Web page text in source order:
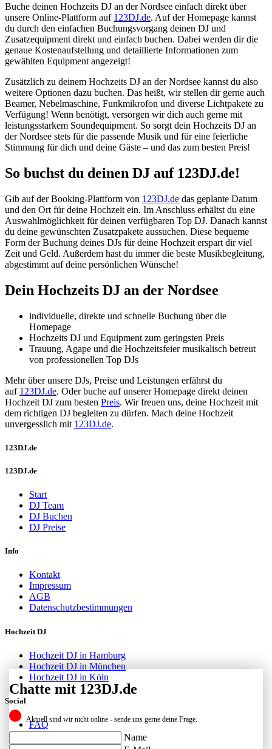
Buche deinen Hochzeits DJ an der Nordsee einfach direkt über
unsere Online-Plattform auf 123DJ.de. Auf der Homepage kannst
du durch den einfachen Buchungsvorgang deinen DJ und
Zusatzequipment direkt und einfach buchen. Dabei werden dir die
genaue Kostenaufstellung und detaillierte Informationen zum
gewählten Equipment angezeigt!
Zusätzlich zu deinem Hochzeits DJ an der Nordsee kannst du also
weitere Optionen dazu buchen. Das heißt, wir stellen dir gerne auch
Beamer, Nebelmaschine, Funkmikrofon und diverse Lichtpakete zu
Verfügung! Wenn benötigt, versorgen wir dich auch gerne mit
leistungsstarkem Soundequipment. So sorgt dein Hochzeits DJ an
der Nordsee stets für die passende Musik und für eine feierliche
Stimmung für dich und deine Gäste – und das zum besten Preis!
So buchst du deinen DJ auf 123DJ.de!
Gib auf der Booking-Plattform von 123DJ.de das geplante Datum
und den Ort für deine Hochzeit ein. Im Anschluss erhältst du eine
Auswahlmöglichkeit für deinen verfügbaren Top DJ. Danach kannst
du deine gewünschten Zusatzpakete aussuchen. Diese bequeme
Form der Buchung deines DJs für deine Hochzeit erspart dir viel
Zeit und Geld. Außerdem hast du immer die beste Musikbegleitung,
abgestimmt auf deine persönlichen Wünsche!
Dein Hochzeits DJ an der Nordsee
individuelle, direkte und schnelle Buchung über die
Homepage
Hochzeits DJ und Equipment zum geringsten Preis
Trauung, Agape und die Hochzeitsfeier musikalisch betreut
von professionellen Top DJs
Mehr über unsere DJs, Preise und Leistungen erfährst du
auf 123DJ.de. Oder buche auf unserer Homepage direkt deinen
Hochzeit DJ zum besten Preis. Wir freuen uns, deine Hochzeit mit
dem richtigen DJ begleiten zu dürfen. Mach deine Hochzeit
unvergesslich mit 123DJ.de.
123DJ.de
123DJ.de
Start
DJ Team
DJ Buchen
DJ Preise
Info
Kontakt
Impressum
AGB
Datenschutzbestimmungen
Hochzeit DJ
Hochzeit DJ in Hamburg
Hochzeit DJ in München
Hochzeit DJ in Köln
Social
FAQ
Facebook
Instagram
Chatte mit 123DJ.de
Aktuell sind wir nicht online - sende uns gerne deine Frage.
Name